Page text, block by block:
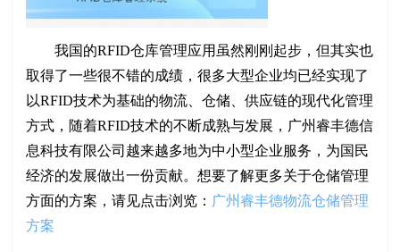
我国的RFID仓库管理应用虽然刚刚起步，但其实也
取得了一些很不错的成绩，很多大型企业均已经实现了
以RFID技术为基础的物流、仓储、供应链的现代化管理
方式，随着RFID技术的不断成熟与发展，广州睿丰德信
息科技有限公司越来越多地为中小型企业服务，为国民
经济的发展做出一份贡献。想要了解更多关于仓储管理
方面的方案，请见点击浏览： 广州睿丰德物流仓储管理
方案